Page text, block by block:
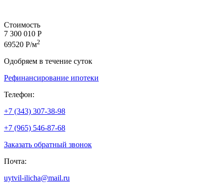
Стоимость
7 300 010 Р
69520 Р/м2
Одобряем в течение суток
Рефинансирование ипотеки
Телефон:
+7 (343) 307-38-98
+7 (965) 546-87-68
Заказать обратный звонок
Почта:
uytvil-ilicha@mail.ru